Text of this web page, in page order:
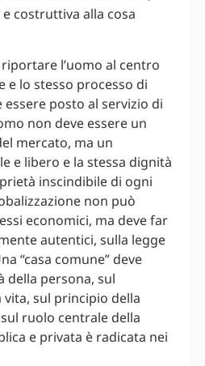
costruttiva alla cosa
l’uomo al centro
e lo stesso processo di
essere posto al servizio di
non deve essere un
mercato, ma un
e libero e la stessa dignità
inscindibile di ogni
non può
economici, ma deve far
autentici, sulla legge
“casa comune” deve
della persona, sul
sul principio della
ruolo centrale della
e privata è radicata nei